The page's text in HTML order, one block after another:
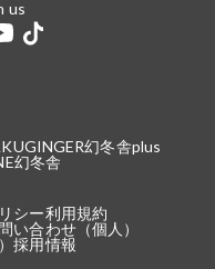
us
GINGER幻冬舎plus
幻冬舎
シー利用規約
い合わせ（個人）
採用情報